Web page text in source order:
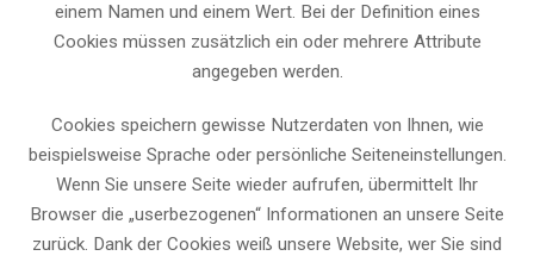
einem Namen und einem Wert. Bei der Definition eines
Cookies müssen zusätzlich ein oder mehrere Attribute
angegeben werden.
Cookies speichern gewisse Nutzerdaten von Ihnen, wie
beispielsweise Sprache oder persönliche Seiteneinstellungen.
Wenn Sie unsere Seite wieder aufrufen, übermittelt Ihr
Browser die „userbezogenen“ Informationen an unsere Seite
zurück. Dank der Cookies weiß unsere Website, wer Sie sind